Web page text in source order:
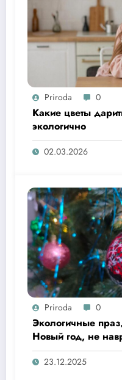
Priroda 0
Какие цветы
экологично
02.03.2026
Priroda 0
Экологичные
Новый год, не
23.12.2025